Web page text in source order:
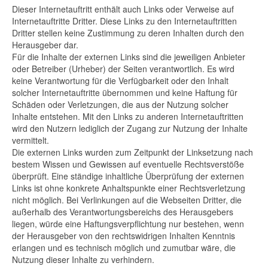
Dieser Internetauftritt enthält auch Links oder Verweise auf
Internetauftritte Dritter. Diese Links zu den Internetauftritten
Dritter stellen keine Zustimmung zu deren Inhalten durch den
Herausgeber dar.
Für die Inhalte der externen Links sind die jeweiligen Anbieter
oder Betreiber (Urheber) der Seiten verantwortlich. Es wird
keine Verantwortung für die Verfügbarkeit oder den Inhalt
solcher Internetauftritte übernommen und keine Haftung für
Schäden oder Verletzungen, die aus der Nutzung solcher
Inhalte entstehen. Mit den Links zu anderen Internetauftritten
wird den Nutzern lediglich der Zugang zur Nutzung der Inhalte
vermittelt.
Die externen Links wurden zum Zeitpunkt der Linksetzung nach
bestem Wissen und Gewissen auf eventuelle Rechtsverstöße
überprüft. Eine ständige inhaltliche Überprüfung der externen
Links ist ohne konkrete Anhaltspunkte einer Rechtsverletzung
nicht möglich. Bei Verlinkungen auf die Webseiten Dritter, die
außerhalb des Verantwortungsbereichs des Herausgebers
liegen, würde eine Haftungsverpflichtung nur bestehen, wenn
der Herausgeber von den rechtswidrigen Inhalten Kenntnis
erlangen und es technisch möglich und zumutbar wäre, die
Nutzung dieser Inhalte zu verhindern.